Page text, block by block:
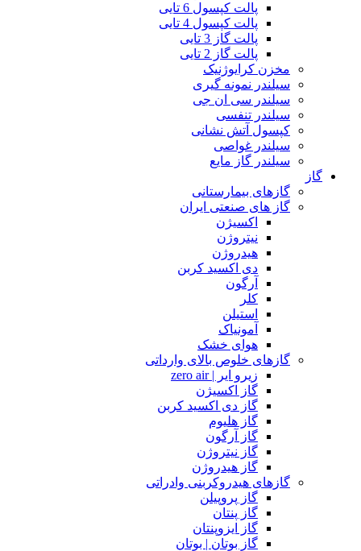
پالت کپسول 6 تایی
پالت کپسول 4 تایی
پالت گاز 3 تایی
پالت گاز 2 تایی
مخزن کرایوژنیک
سیلندر نمونه گیری
سیلندر سی ان جی
سیلندر تنفسی
کپسول آتش نشانی
سیلندر غواصی
سیلندر گاز مایع
گاز
گازهای بیمارستانی
گاز های صنعتی ایران
اکسیژن
نیتروژن
هیدروژن
دی اکسید کربن
آرگون
کلر
استیلن
آمونیاک
هوای خشک
گازهای خلوص بالای وارداتی
زیرو ایر | zero air
گاز اکسیژن
گاز دی اکسید کربن
گاز هلیوم
گاز آرگون
گاز نیتروژن
گاز هیدروژن
گازهای هیدروکربنی وادراتی
گاز پروپیلن
گاز پنتان
گاز ایزوپنتان
گاز بوتان | بوتان